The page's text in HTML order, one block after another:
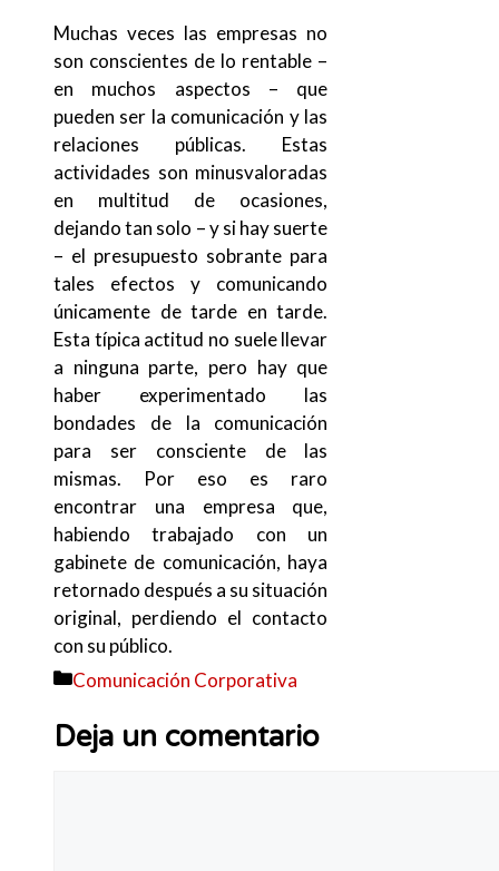
Muchas veces las empresas no
son conscientes de lo rentable –
en muchos aspectos – que
pueden ser la comunicación y las
relaciones públicas. Estas
actividades son minusvaloradas
en multitud de ocasiones,
dejando tan solo – y si hay suerte
– el presupuesto sobrante para
tales efectos y comunicando
únicamente de tarde en tarde.
Esta típica actitud no suele llevar
a ninguna parte, pero hay que
haber experimentado las
bondades de la comunicación
para ser consciente de las
mismas. Por eso es raro
encontrar una empresa que,
habiendo trabajado con un
gabinete de comunicación, haya
retornado después a su situación
original, perdiendo el contacto
con su público.
Categorías
Comunicación Corporativa
Deja un comentario